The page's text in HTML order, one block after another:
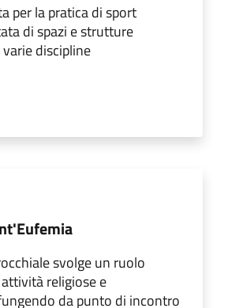
per la pratica di sport
di spazi e strutture
discipline
svolge un ruolo
religiose e
da punto di incontro